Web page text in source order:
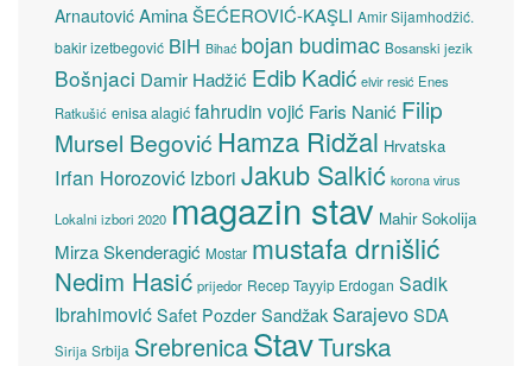
Arnautović Amina ŠEĆEROVIĆ-KAŞLI Amir Sijamhodžić.
bakir izetbegović BiH Bihać bojan budimac Bosanski jezik
Bošnjaci Damir Hadžić Edib Kadić elvir resić Enes
Ratkušić enisa alagić fahrudin vojić Faris Nanić Filip
Mursel Begović Hamza Ridžal Hrvatska
Irfan Horozović Izbori Jakub Salkić korona virus
Lokalni izbori 2020 magazin stav Mahir Sokolija
Mirza Skenderagić Mostar mustafa drnišlić
Nedim Hasić prijedor Recep Tayyip Erdogan Sadik
Ibrahimović Safet Pozder SandžakSarajevoSDA
Sirija Srbija SrebrenicaStavTurska